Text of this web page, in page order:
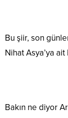
Bu şiir, son
Nihat Asya’ya
Bakın ne diyor